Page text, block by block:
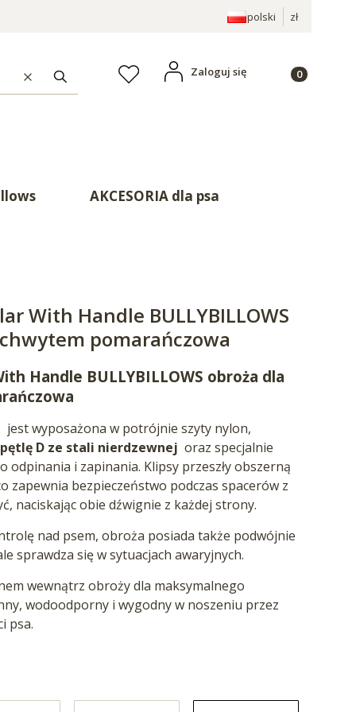
polski zł
WyczyśćSzukaj Ulubione
Zaloguj się Produkty w
AKCESORIA dla psa
With Handle BULLYBILLOWS
pomarańczowa
Handle BULLYBILLOWS obroża dla
jest wyposażona w potrójnie szyty nylon,
D ze stali nierdzewnej oraz specjalnie
odpinania i zapinania. Klipsy przeszły obszerną
zapewnia bezpieczeństwo podczas spacerów z
naciskając obie dźwignie z każdej strony.
nad psem, obroża posiada także podwójnie
sprawdza się w sytuacjach awaryjnych.
wewnątrz obroży dla maksymalnego
wodoodporny i wygodny w noszeniu przez
psa.